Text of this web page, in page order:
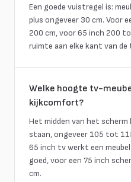
Een goede vuistregel is:
plus ongeveer 30 cm. Voor
200 cm, voor 65 inch 200
ruimte aan elke kant van de
Welke hoogte tv-
kijkcomfort?
Het midden van het
staan, ongeveer 105 tot
65 inch tv werkt een
goed, voor een 75 inch
cm.